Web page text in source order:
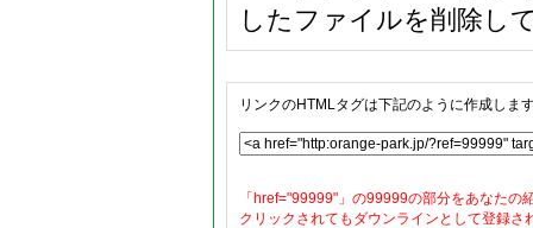
したファイルを削除し
リンクのHTMLタグは下記のように作成しま
「href="99999"」の99999の部分をあなた
クリックされてもダウンラインとして登録さ